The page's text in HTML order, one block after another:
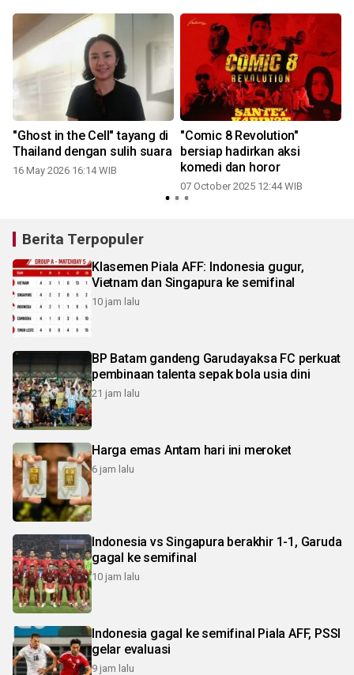
"Ghost in the Cell" tayang di
Thailand dengan sulih suara
16 May 2026 16:14 WIB
"Comic 8 Revolution"
bersiap hadirkan aksi
komedi dan horor
07 October 2025 12:44 WIB
Berita Terpopuler
Klasemen Piala AFF: Indonesia gugur,
Vietnam dan Singapura ke semifinal
10 jam lalu
BP Batam gandeng Garudayaksa FC perkuat
pembinaan talenta sepak bola usia dini
21 jam lalu
Harga emas Antam hari ini meroket
6 jam lalu
Indonesia vs Singapura berakhir 1-1, Garuda
gagal ke semifinal
10 jam lalu
Indonesia gagal ke semifinal Piala AFF, PSSI
gelar evaluasi
9 jam lalu